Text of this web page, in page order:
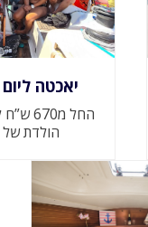
יאכטה
החל
הולדת